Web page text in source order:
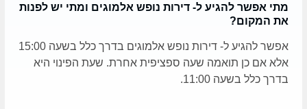
מתי אפשר להגיע ל- דירות נופש אלמוגים ומתי יש לפנות
את המקום?
אפשר להגיע ל- דירות נופש אלמוגים בדרך כלל בשעה 15:00
אלא אם כן תואמה שעה ספציפית אחרת. שעת הפינוי היא
בדרך כלל בשעה 11:00.